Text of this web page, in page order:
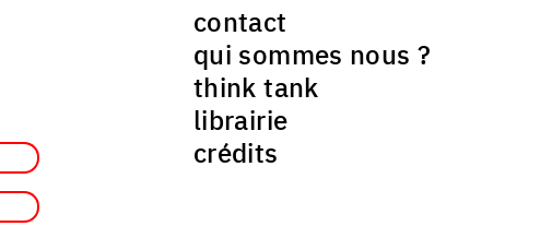
contact
qui sommes nous ?
think tank
librairie
crédits